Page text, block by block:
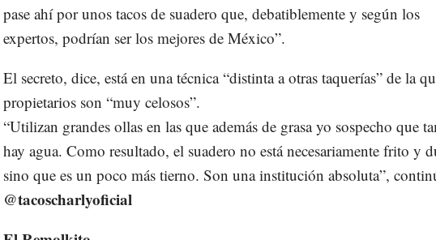
pase ahí por unos tacos de suadero que, debatiblemente y según los
expertos, podrían ser los mejores de México”.
El secreto, dice, está en una técnica “distinta a otras taquerías” de la
propietarios son “muy celosos”.
“Utilizan grandes ollas en las que además de grasa yo sospecho que
hay agua. Como resultado, el suadero no está necesariamente frito y
sino que es un poco más tierno. Son una institución absoluta”,
@tacoscharlyoficial